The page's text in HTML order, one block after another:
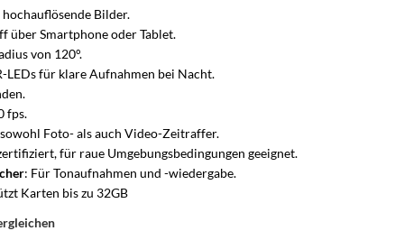
hochauflösende Bilder.
über Smartphone oder Tablet.
von 120°.
LEDs für klare Aufnahmen bei Nacht.
fps.
Foto- als auch Video-Zeitraffer.
für raue Umgebungsbedingungen geeignet.
: Für Tonaufnahmen und -wiedergabe.
Karten bis zu 32GB